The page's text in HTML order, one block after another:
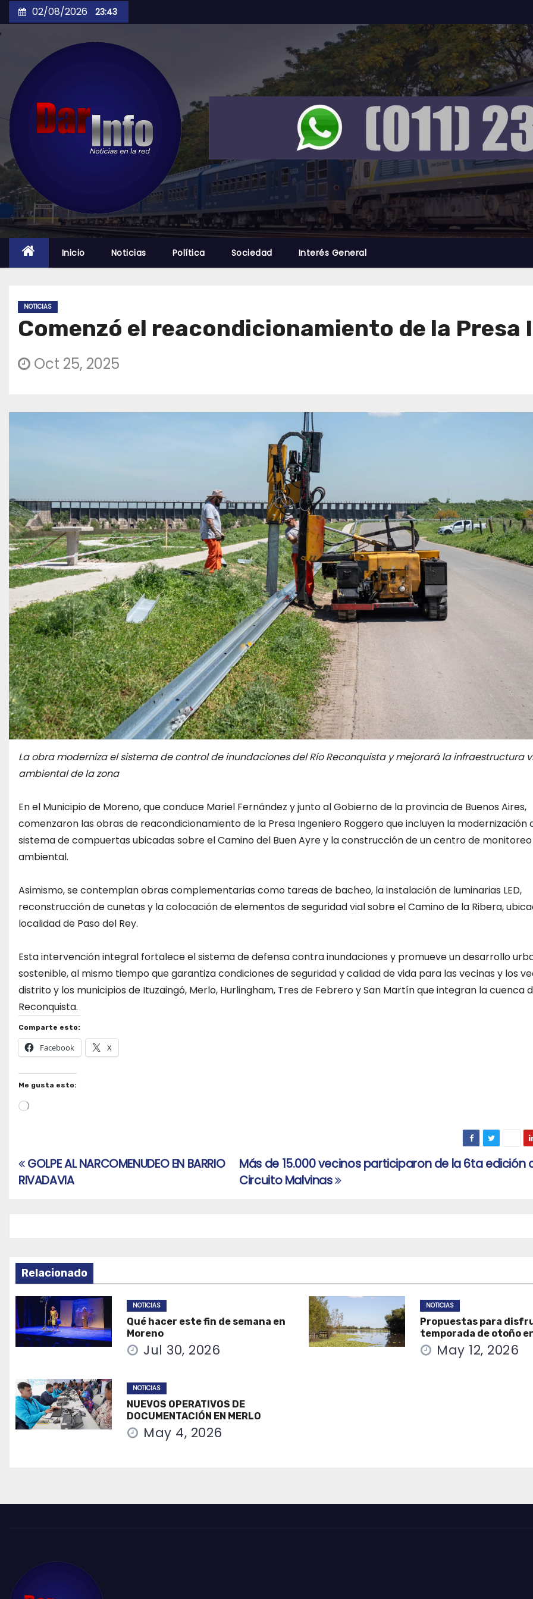
to
02/08/2026 23:43
Inicio Noticias Política Sociedad Interés General
NOTICIAS
Comenzó el reacondicionamiento de la Presa
Oct 25, 2025
La obra moderniza el sistema de control de inundaciones del Río Reconquista y mejorará la infraestructura
ambiental de la zona
En el Municipio de Moreno, que conduce Mariel Fernández y junto al Gobierno de la provincia de Buenos Aires,
comenzaron las obras de reacondicionamiento de la Presa Ingeniero Roggero que incluyen la modernización
sistema de compuertas ubicadas sobre el Camino del Buen Ayre y la construcción de un centro de monitoreo
ambiental.
Asimismo, se contemplan obras complementarias como tareas de bacheo, la instalación de luminarias LED,
reconstrucción de cunetas y la colocación de elementos de seguridad vial sobre el Camino de la Ribera,
localidad de Paso del Rey.
Esta intervención integral fortalece el sistema de defensa contra inundaciones y promueve un desarrollo
sostenible, al mismo tiempo que garantiza condiciones de seguridad y calidad de vida para las vecinas y los
distrito y los municipios de Ituzaingó, Merlo, Hurlingham, Tres de Febrero y San Martín que integran la cuenca
Reconquista.
Comparte esto:
Facebook X
Me gusta esto:
Cargando...
Navegación
de
Más de 15.000 vecinos participaron de la 6ta edición
Circuito Malvinas
GOLPE AL NARCOMENUDEO EN BARRIO
RIVADAVIA
Relacionado
NOTICIAS
Qué hacer este fin de semana en
Moreno
Jul 30, 2026
NOTICIAS
Propuestas para
temporada de otoño
May 12, 2026
NOTICIAS
NUEVOS OPERATIVOS DE
DOCUMENTACIÓN EN MERLO
May 4, 2026